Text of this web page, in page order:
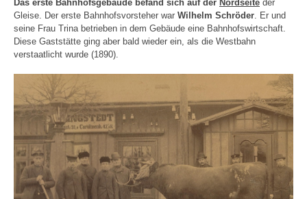
Das erste Bahnhofsgebäude befand sich auf der Nordseite der
Gleise. Der erste Bahnhofsvorsteher war Wilhelm Schröder . Er und
seine Frau Trina betrieben in dem Gebäude eine Bahnhofswirtschaft.
Diese Gaststätte ging aber bald wieder ein, als die Westbahn
verstaatlicht wurde (1890).